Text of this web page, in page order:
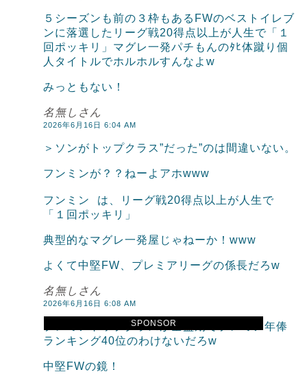
SPONSOR
５シーズンも前の３枠もあるFWのベストイレブ
ンに落選したリーグ戦20得点以上が人生で「１
回ポッキリ」マグレ一発パチもんのﾀﾋ体蹴り個
人タイトルでホルホルすんなよw
みっともない！
名無しさん
2026年6月16日 6:04 AM
＞ソンがトップクラス”だった”のは間違いない。
フンミンが？？ねーよアホwww
フンミン は、リーグ戦20得点以上が人生で
「１回ポッキリ」
典型的なマグレ一発屋じゃねーか！www
よくて中堅FW、プレミアリーグの係長だろw
名無しさん
2026年6月16日 6:08 AM
プレミアトップクラスが全盛期でプレミア年俸
ランキング40位のわけないだろw
中堅FWの鏡！